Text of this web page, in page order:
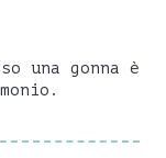
una gonna è